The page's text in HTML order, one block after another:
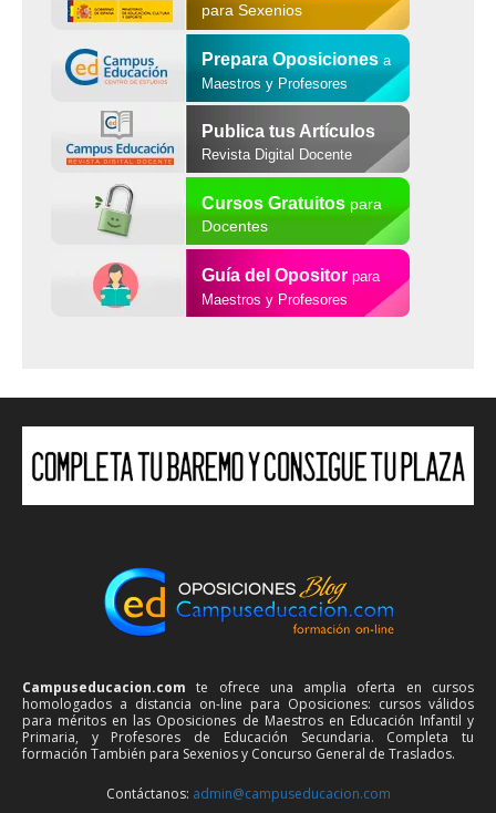
para Sexenios
Prepara Oposiciones a
Maestros y Profesores
Publica tus Artículos
Revista Digital Docente
Cursos Gratuitospara
Docentes
Guía del Opositor para
Maestros y Profesores
Campuseducacion.com te ofrece una amplia oferta en cursos
homologados a distancia on-line para Oposiciones: cursos válidos
para méritos en las Oposiciones de Maestros en Educación Infantil y
Primaria, y Profesores de Educación Secundaria. Completa tu
formación También para Sexenios y Concurso General de Traslados.
Contáctanos: admin@campuseducacion.com